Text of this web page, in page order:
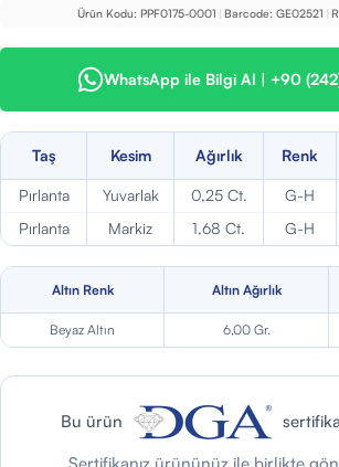
Ürün Kodu: PPF0175-0001 | Barcode: GE02521 |
WhatsApp ile Bilgi Al | +90
Taş Kesim Ağırlık Renk
Pırlanta Yuvarlak 0,25 Ct. G-H
Pırlanta
Markiz 1,68 Ct. G-H
Altın Renk Altın Ağırlık
Beyaz Altın 6,00 Gr.
Bu ürün